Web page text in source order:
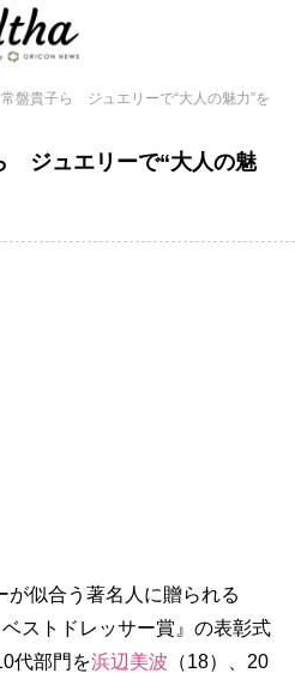
常盤貴子ら ジュエリーで“大人の魅力”を
ジュエリーで“大人の魅
似合う著名人に贈られる
ストドレッサー賞』の表彰式
代部門を浜辺美波 （18）、20